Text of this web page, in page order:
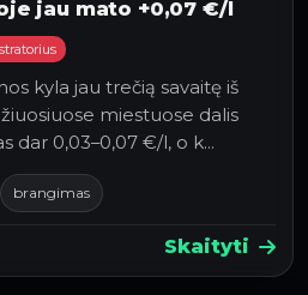
jau mato +0,07 €/l
kyla jau trečią savaitę iš
miestuose dalis
dar 0,03–0,07 €/l, o k…
brangimas
Skaityti